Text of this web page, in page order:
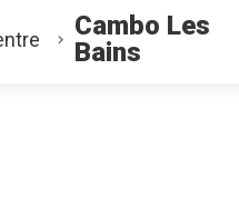
Cambo Les
Bains